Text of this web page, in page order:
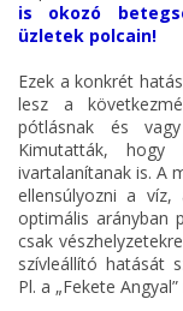
is okozó
üzletek polcain!
Ezek a konkrét
lesz a
pótlásnak és
Kimutatták, hogy
ivartalanítanak is. A
ellensúlyozni a
optimális arányban
csak
szívleállító hatását
Pl. a „Fekete